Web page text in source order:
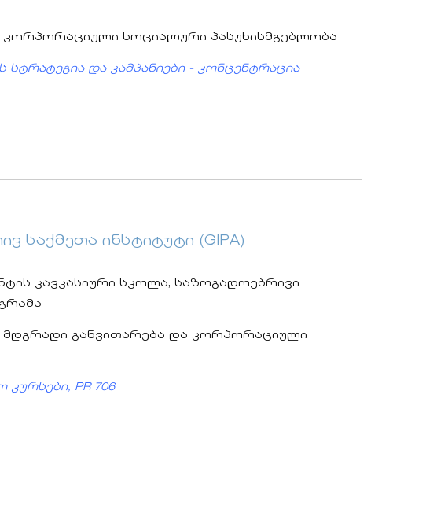
კორპორაციული სოციალური პასუხისმგებლობა
და კამპანიები - კონცენტრაცია
საქმეთა ინსტიტუტი (GIPA)
კავკასიური სკოლა, საზოგადოებრივი
მდგრადი განვითარება და კორპორაციული
PR 706